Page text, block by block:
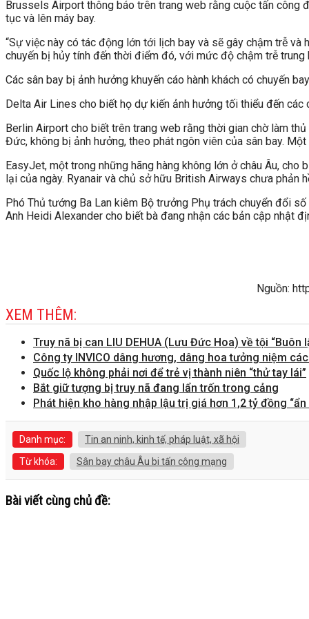
Brussels Airport thông báo trên trang web rằng cuộc tấn công
tục và lên máy bay.
“Sự việc này có tác động lớn tới lịch bay và sẽ gây chậm trễ
chuyến bị hủy tính đến thời điểm đó, với mức độ chậm trễ
Các sân bay bị ảnh hưởng khuyến cáo hành khách có chuyến
Delta Air Lines cho biết họ dự kiến ảnh hưởng tối thiểu đến
Berlin Airport cho biết trên trang web rằng thời gian chờ làm
Đức, không bị ảnh hưởng, theo phát ngôn viên của sân bay.
EasyJet, một trong những hãng hàng không lớn ở châu Âu,
lại của ngày. Ryanair và chủ sở hữu British Airways chưa phản
Phó Thủ tướng Ba Lan kiêm Bộ trưởng Phụ trách chuyển đổi
Anh Heidi Alexander cho biết bà đang nhận các bản cập nhật
Nguồn:
XEM THÊM:
Truy nã bị can LIU DEHUA (Lưu Đức Hoa) về tội “Buôn
Công ty INVICO dâng hương, dâng hoa tưởng niệm
Quốc lộ không phải nơi để trẻ vị thành niên “thử tay lái”
Bắt giữ tượng bị truy nã đang lẩn trốn trong cảng
Phát hiện kho hàng nhập lậu trị giá hơn 1,2 tỷ đồng
Danh mục:
Tin an ninh, kinh tế, pháp luật, xã hội
Từ khóa:
Sân bay châu Âu bi tấn công mạng
Bài viết cùng chủ đề: